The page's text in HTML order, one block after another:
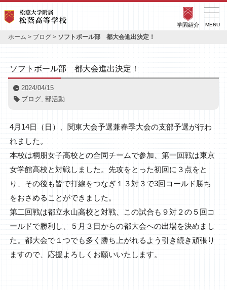
学園紹介
ホーム > ブログ > ソフトボール部 都大会進出決定！
ソフトボール部 都大会進出決定！
2024/04/15
ブログ, 部活動
4月14日（日）、関東大会予選兼春季大会の支部予選が行わ
れました。
本校は桐朋女子高校との合同チームで参加、第一回戦は東京
女学館高校と対戦しました。先攻をとった初回に３点をと
り、その後も皆で打線をつなぎ１３対３で3回コールド勝ち
をおさめることができました。
第二回戦は都立永山高校と対戦、この試合も９対２の５回コ
ールドで勝利し、５月３日からの都大会への出場を決めまし
た。都大会で１つでも多く勝ち上がれるよう引き続き頑張り
ますので、応援よろしくお願いいたします。
MENU